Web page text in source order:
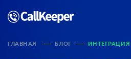
ГЛАВНАЯ БЛОГ ИНТЕГРАЦИЯ